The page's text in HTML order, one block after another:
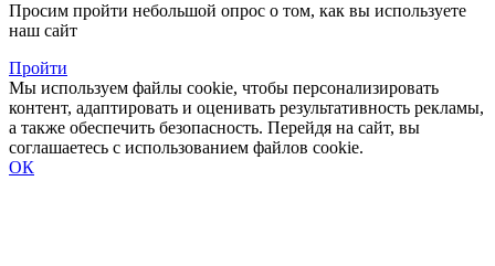
Просим пройти небольшой опрос о том, как вы используете
наш сайт
Пройти
Мы используем файлы cookie, чтобы персонализировать
контент, адаптировать и оценивать результативность рекламы,
а также обеспечить безопасность. Перейдя на сайт, вы
соглашаетесь с использованием файлов cookie.
ОК